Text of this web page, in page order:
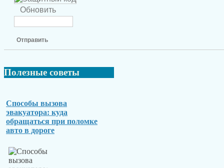
Обновить
Отправить
Полезные советы
Способы вызова
эвакуатора: куда
обращаться при поломке
авто в дороге